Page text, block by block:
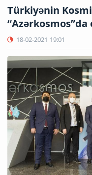
Türkiyənin
“Azərkosmos”da
18-02-2021 19:01